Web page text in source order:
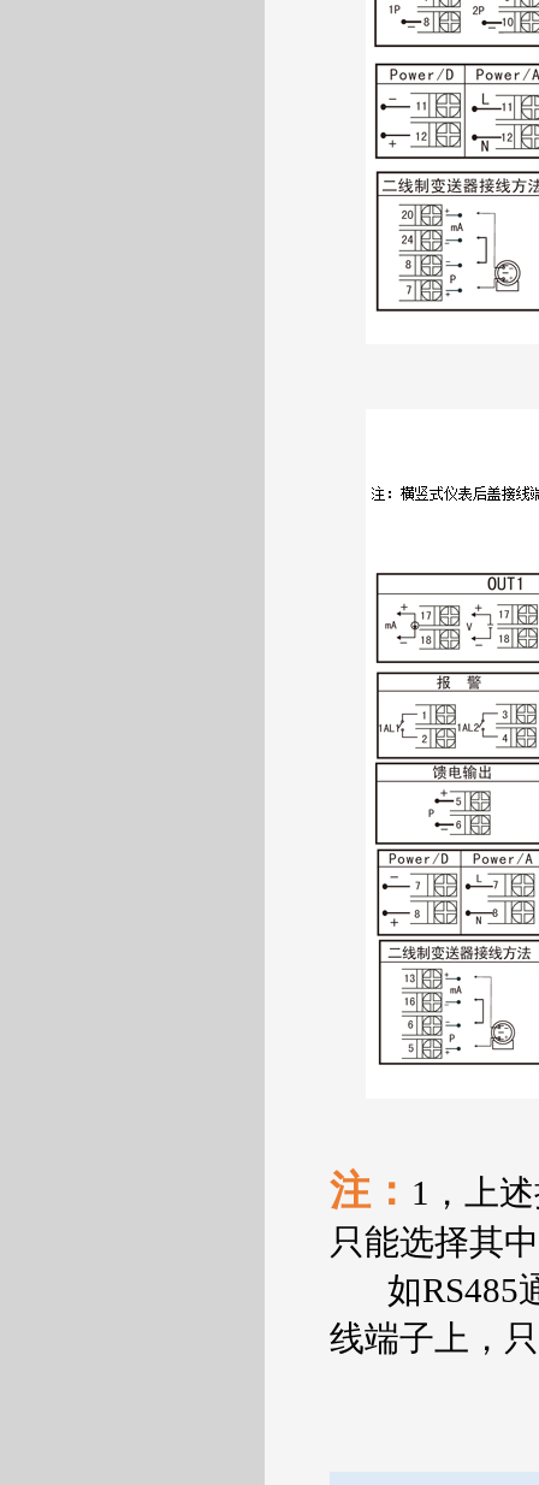
注： 1 ，上
只能选择其
如RS485
线端子上，